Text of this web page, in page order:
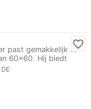
past gemakkelijk in
60x60. Hij biedt
favorite_border